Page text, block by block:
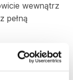
wewnątrz
pełną
lepsze
tyłem.